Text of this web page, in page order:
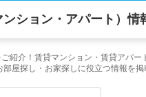
ション・アパート）情
紹介！賃貸マンション・賃貸アパ
屋探し・お家探しに役立つ情報を